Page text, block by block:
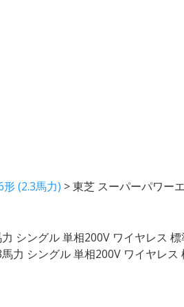
形 (2.3馬力) >東芝 スーパーパワー
シングル 単相200V ワイヤレス